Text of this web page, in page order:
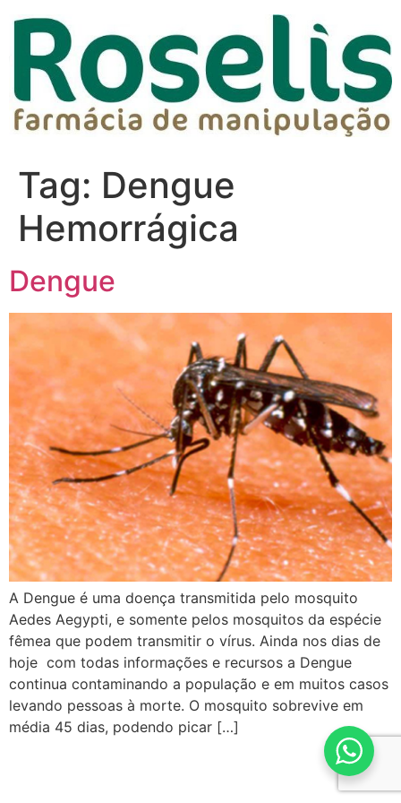
Tag: Dengue
Hemorrágica
Dengue
A Dengue é uma doença transmitida pelo mosquito
Aedes Aegypti, e somente pelos mosquitos da espécie
fêmea que podem transmitir o vírus. Ainda nos dias de
hoje com todas informações e recursos a Dengue
continua contaminando a população e em muitos casos
levando pessoas à morte. O mosquito sobrevive em
média 45 dias, podendo picar […]